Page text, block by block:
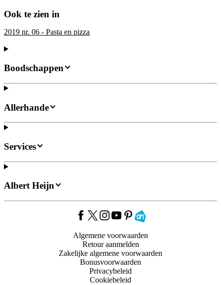
Ook te zien in
2019 nr. 06 - Pasta en pizza
Boodschappen
Allerhande
Services
Albert Heijn
Algemene voorwaarden
Retour aanmelden
Zakelijke algemene voorwaarden
Bonusvoorwaarden
Privacybeleid
Cookiebeleid